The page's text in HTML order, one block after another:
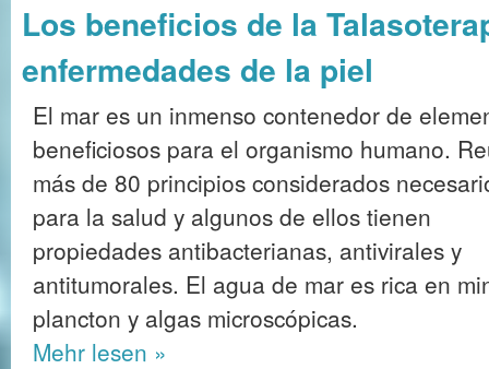
Los beneficios de la
enfermedades de la piel
El mar es un inmenso contenedor de
beneficiosos para el organismo humano.
más de 80 principios considerados
para la salud y algunos de ellos tienen
propiedades antibacterianas, antivirales y
antitumorales. El agua de mar es rica en
plancton y algas microscópicas.
Mehr lesen »